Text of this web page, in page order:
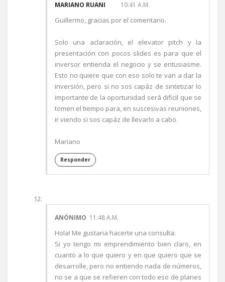
MARIANO RUANI 10:41 A.M.
Guillermo, gracias por el comentario.
Solo una aclaración, el elevator pitch y la
presentación con pocos slides es para que el
inversor entienda el negocio y se entusiasme.
Esto no quiere que con eso solo te van a dar la
inversión, pero si no sos capáz de sintetizar lo
importante de la oportunidad será dificil que se
tomen el tiempo para, en suscesivas reuniones,
ir viendo si sos capáz de llevarlo a cabo.
Mariano
Responder
ANÓNIMO 11:48 A.M.
Hola! Me gustaria hacerte una consulta:
Si yo tengo mi emprendimiento bien claro, en
cuanto a lo que quiero y en que quiero que se
desarrolle, pero no entiendo nada de números,
no se a que se refieren con todo eso de planes